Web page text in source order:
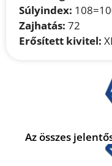
Súlyindex:
Zajhatás: 72
Erősített kivitel:
Az összes